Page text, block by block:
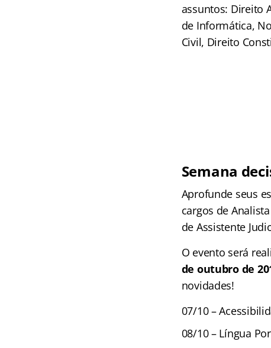
assuntos: Direito
de Informática,
Civil, Direito
Semana
Aprofunde seus
cargos de
de Assistente
O evento será
de outubro de
novidades!
07/10 –
08/10 – Língua